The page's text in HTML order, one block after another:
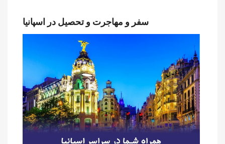
سفر و مهاجرت و تحصیل در اسپانیا